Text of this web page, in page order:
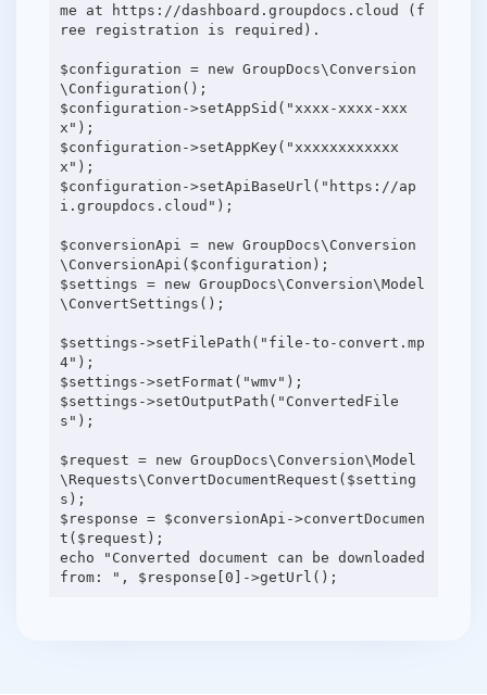
me at https://dashboard.groupdocs.cloud (f
ree registration is required).
$configuration = new GroupDocs\Conversion
\Configuration();
$configuration->setAppSid("xxxx-xxxx-xxx
x");
$configuration->setAppKey("xxxxxxxxxxxx
x");
$configuration->setApiBaseUrl("https://ap
i.groupdocs.cloud");
$conversionApi = new GroupDocs\Conversion
\ConversionApi($configuration);
$settings = new GroupDocs\Conversion\Model
\ConvertSettings();
$settings->setFilePath("file-to-convert.mp
4");
$settings->setFormat("wmv");
$settings->setOutputPath("ConvertedFile
s");
$request = new GroupDocs\Conversion\Model
\Requests\ConvertDocumentRequest($setting
s);
$response = $conversionApi->convertDocumen
t($request);
echo "Converted document can be downloaded